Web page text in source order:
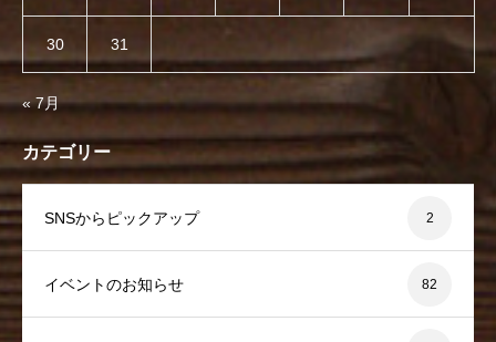
30 31
« 7月
カテゴリー
SNSからピックアップ 2
イベントのお知らせ 82